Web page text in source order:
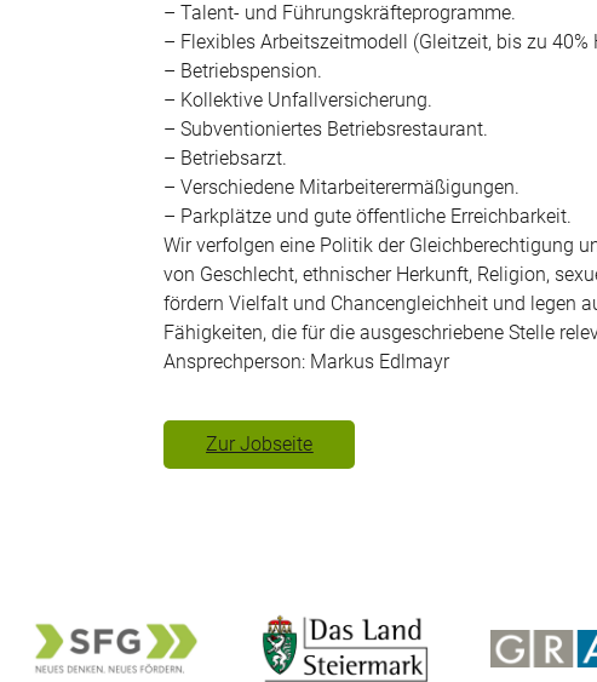
– Talent- und Führungskräfteprogramme.
– Flexibles Arbeitszeitmodell (Gleitzeit, bis zu
– Betriebspension.
– Kollektive Unfallversicherung.
– Subventioniertes Betriebsrestaurant.
– Betriebsarzt.
– Verschiedene Mitarbeiterermäßigungen.
– Parkplätze und gute öffentliche Erreichbarkeit.
Wir verfolgen eine Politik der Gleichberechtigung
von Geschlecht, ethnischer Herkunft, Religion,
fördern Vielfalt und Chancengleichheit und legen
Fähigkeiten, die für die ausgeschriebene Stelle
Ansprechperson: Markus Edlmayr
Zur Jobseite